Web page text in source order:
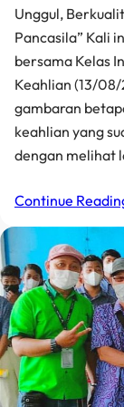
Unggul,
Pancasila” Kali
bersama Kelas
Keahlian (13/
gambaran
keahlian yang
dengan melihat
Continue